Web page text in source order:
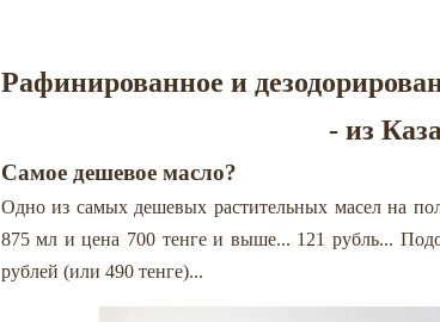
Рафинированное и
- из
Самое дешевое масло?
Одно из самых дешевых растительных масел на
875 мл и цена 700 тенге и выше... 121 рубль...
рублей (или 490 тенге)...